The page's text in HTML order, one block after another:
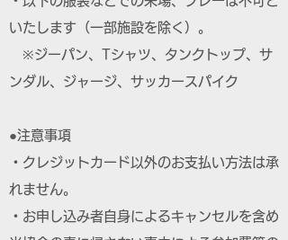
いたします（一部施設を除く）。
※ジーパン、Tシャツ、タンクトップ、サ
ンダル、ジャージ、サッカースパイク
●注意事項
・クレジットカード以外のお支払い方法は承
れません。
・お申し込み者自身によるキャンセルを含め